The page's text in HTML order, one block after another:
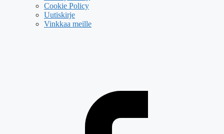
Cookie Policy
Uutiskirje
Vinkkaa meille